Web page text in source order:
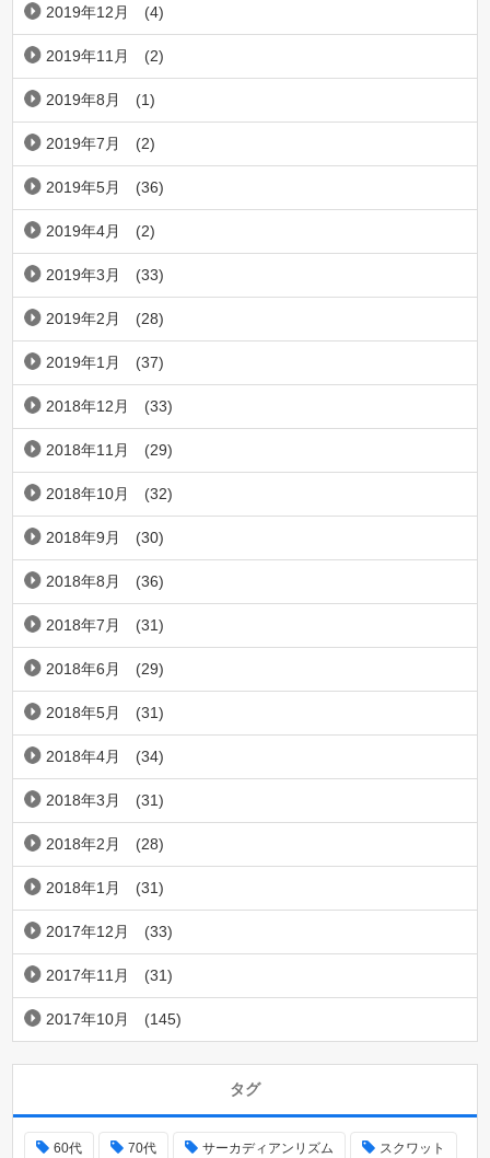
2019年12月 (4)
2019年11月 (2)
2019年8月 (1)
2019年7月 (2)
2019年5月 (36)
2019年4月 (2)
2019年3月 (33)
2019年2月 (28)
2019年1月 (37)
2018年12月 (33)
2018年11月 (29)
2018年10月 (32)
2018年9月 (30)
2018年8月 (36)
2018年7月 (31)
2018年6月 (29)
2018年5月 (31)
2018年4月 (34)
2018年3月 (31)
2018年2月 (28)
2018年1月 (31)
2017年12月 (33)
2017年11月 (31)
2017年10月 (145)
タグ
60代 70代 サーカディアンリズム スクワット